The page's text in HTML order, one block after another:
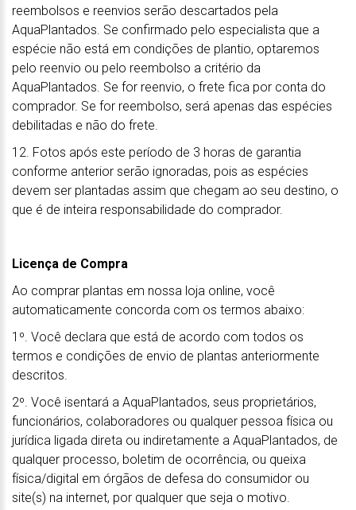
reembolsos e reenvios serão descartados pela
AquaPlantados. Se confirmado pelo especialista que a
espécie não está em condições de plantio, optaremos
pelo reenvio ou pelo reembolso a critério da
AquaPlantados. Se for reenvio, o frete fica por conta do
comprador. Se for reembolso, será apenas das espécies
debilitadas e não do frete.
12. Fotos após este período de 3 horas de garantia
conforme anterior serão ignoradas, pois as espécies
devem ser plantadas assim que chegam ao seu destino, o
que é de inteira responsabilidade do comprador.
Licença de Compra
Ao comprar plantas em nossa loja online, você
automaticamente concorda com os termos abaixo:
1º. Você declara que está de acordo com todos os
termos e condições de envio de plantas anteriormente
descritos.
2º. Você isentará a AquaPlantados, seus proprietários,
funcionários, colaboradores ou qualquer pessoa física ou
jurídica ligada direta ou indiretamente a AquaPlantados, de
qualquer processo, boletim de ocorrência, ou queixa
física/digital em órgãos de defesa do consumidor ou
site(s) na internet, por qualquer que seja o motivo.